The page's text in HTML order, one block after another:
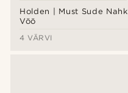
Holden | Must Sude Nahk
Vöö
4 VÄRVI